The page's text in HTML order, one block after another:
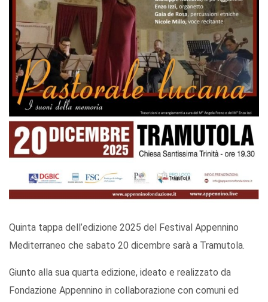
Quinta tappa dell’edizione 2025 del Festival Appennino
Mediterraneo che sabato 20 dicembre sarà a Tramutola.
Giunto alla sua quarta edizione, ideato e realizzato da
Fondazione Appennino in collaborazione con comuni ed